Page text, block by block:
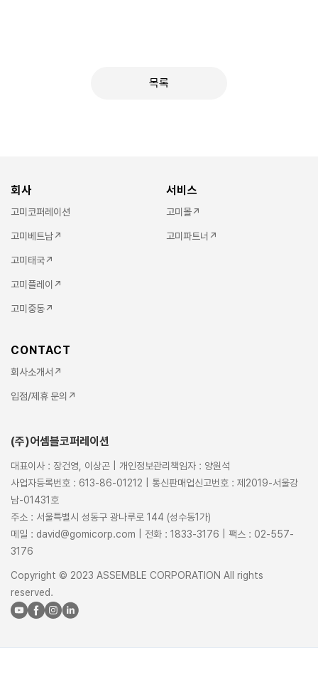
목록
회사
고미코퍼레이션
고미베트남↗
고미태국↗
고미플레이↗
고미중동↗
서비스
고미몰↗
고미파트너↗
CONTACT
회사소개서↗
입점/제휴 문의↗
(주)어셈블코퍼레이션
대표이사 : 장건영, 이상곤 | 개인정보관리책임자 : 양원석
사업자등록번호 : 613-86-01212 | 통신판매업신고번호 : 제2019-서울강
남-01431호
주소 : 서울특별시 성동구 광나루로 144 (성수동1가)
메일 : david@gomicorp.com | 전화 : 1833-3176 | 팩스 : 02-557-
3176
Copyright © 2023 ASSEMBLE CORPORATION All rights
reserved.